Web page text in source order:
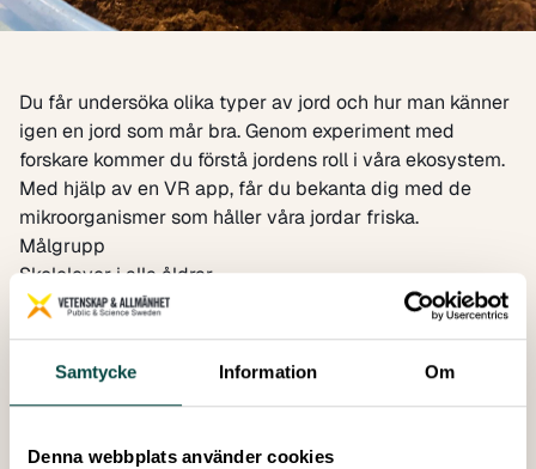
Samtycke Information Om
Denna webbplats använder cookies
Du får undersöka olika typer av jord och hur man känner
igen en jord som mår bra. Genom experiment med
forskare kommer du förstå jordens roll i våra ekosystem.
Med hjälp av en VR app, får du bekanta dig med de
mikroorganismer som håller våra jordar friska.
Målgrupp
Skolelever i alla åldrar
Tid
Evenemanget är en del av SciFest, som samarbetar
med ForskarFredag.
SciFest,